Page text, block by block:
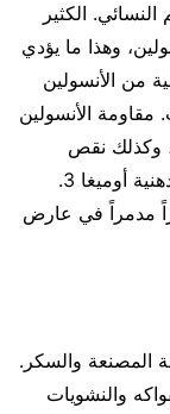
الكثير
وهذا ما يؤدي
من الأنسولين
مقاومة الأنسولين
وكذلك نقص
المواد المغذية المفيدة، وخصوصاً الأحماض الدهنية أوميغا 3.
مدمراً في عارض
المصنعة والسكر.
والنشويات